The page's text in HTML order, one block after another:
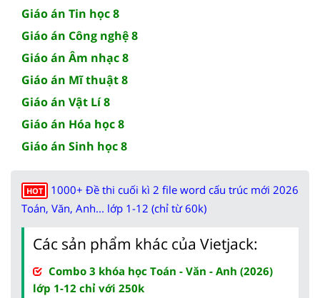
Giáo án Tin học 8
Giáo án Công nghệ 8
Giáo án Âm nhạc 8
Giáo án Mĩ thuật 8
Giáo án Vật Lí 8
Giáo án Hóa học 8
Giáo án Sinh học 8
HOT
1000+ Đề thi cuối kì 2 file word cấu trúc mới 2026
Toán, Văn, Anh... lớp 1-12 (chỉ từ 60k)
Các sản phẩm khác của Vietjack:
Combo 3 khóa học Toán - Văn - Anh (2026)
lớp 1-12 chỉ với 250k